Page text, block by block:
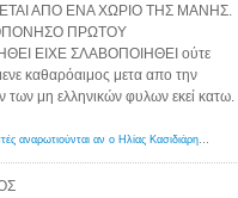
ΑΠΟ ΕΝΑ ΧΩΡΙΟ ΤΗΣ ΜΑΝΗΣ.
ΠΡΩΤΟΥ
ΕΙΧΕ ΣΛΑΒΟΠΟΙΗΘΕΙ ούτε
καθαρόαιμος μετα απο την
των μη ελληνικών φυλων εκεί κατω.
Αμερικανοί ρατσιστές αναρωτιούνται αν ο Ηλίας Κασιδιάρης ανήκει στη λευκή φυλή... - Λόγιος Ερμής